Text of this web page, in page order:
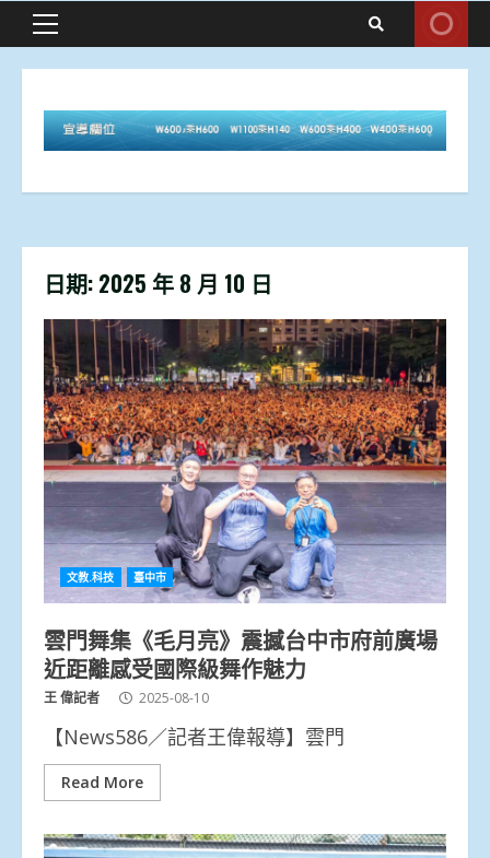
Primary
日期: 2025 年 8 月 10 日
文教.科技 臺中市
雲門舞集《毛月亮》震撼台中市府前廣場
近距離感受國際級舞作魅力
王 偉記者 2025-08-10
【News586／記者王偉報導】雲門
Read More